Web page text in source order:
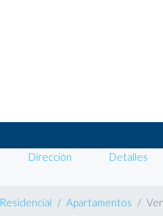
Dirección Detalles
Residencial Apartamentos